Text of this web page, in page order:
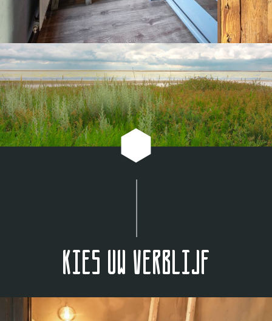
Kies uw verblijf